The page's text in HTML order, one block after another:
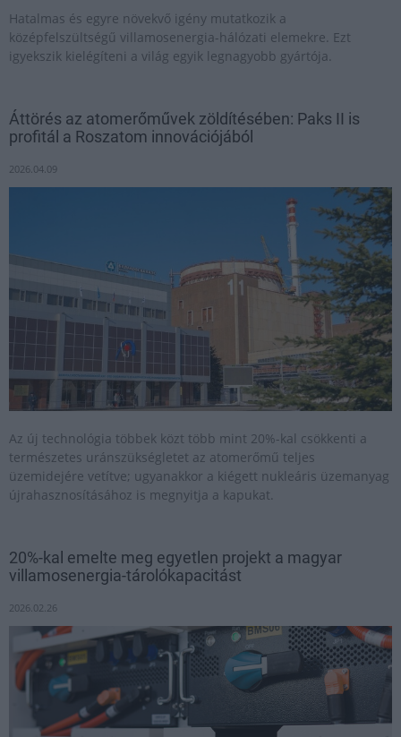
Hatalmas és egyre növekvő igény mutatkozik a
középfelszültségű villamosenergia-hálózati elemekre. Ezt
igyekszik kielégíteni a világ egyik legnagyobb gyártója.
Áttörés az atomerőművek zöldítésében: Paks II is
profitál a Roszatom innovációjából
2026.04.09
Az új technológia többek közt több mint 20%-kal csökkenti a
természetes uránszükségletet az atomerőmű teljes
üzemidejére vetítve; ugyanakkor a kiégett nukleáris üzemanyag
újrahasznosításához is megnyitja a kapukat.
20%-kal emelte meg egyetlen projekt a magyar
villamosenergia-tárolókapacitást
2026.02.26